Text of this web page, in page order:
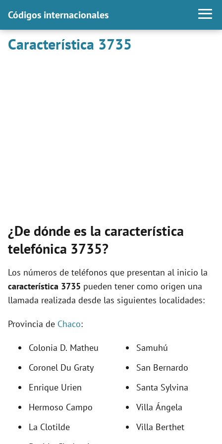
Códigos internacionales
Característica 3735
¿De dónde es la característica
telefónica 3735?
Los números de teléfonos que presentan al inicio la
característica 3735 pueden tener como origen una
llamada realizada desde las siguientes localidades:
Provincia de Chaco:
Colonia D. Matheu
Coronel Du Graty
Enrique Urien
Hermoso Campo
La Clotilde
Samuhú
San Bernardo
Santa Sylvina
Villa Ángela
Villa Berthet